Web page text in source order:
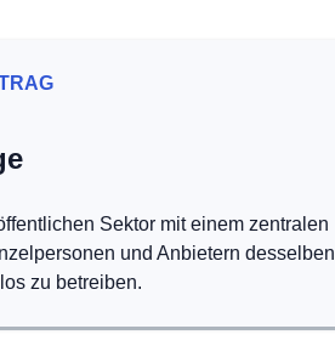
Sektor mit einem zentralen
und Anbietern desselben
zu betreiben.